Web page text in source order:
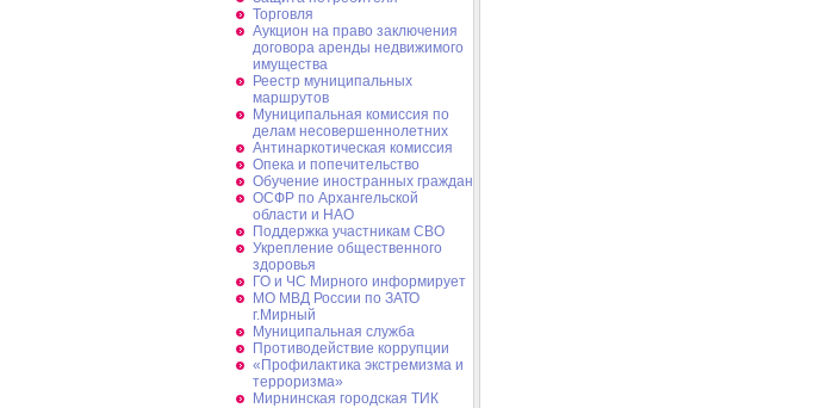
Торговля
Аукцион на право заключения
договора аренды недвижимого
имущества
Реестр муниципальных
маршрутов
Муниципальная комиссия по
делам несовершеннолетних
Антинаркотическая комиссия
Опека и попечительство
Обучение иностранных граждан
ОСФР по Архангельской
области и НАО
Поддержка участникам СВО
Укрепление общественного
здоровья
ГО и ЧС Мирного информирует
МО МВД России по ЗАТО
г.Мирный
Муниципальная cлужба
Противодействие коррупции
«Профилактика экстремизма и
терроризма»
Мирнинская городская ТИК